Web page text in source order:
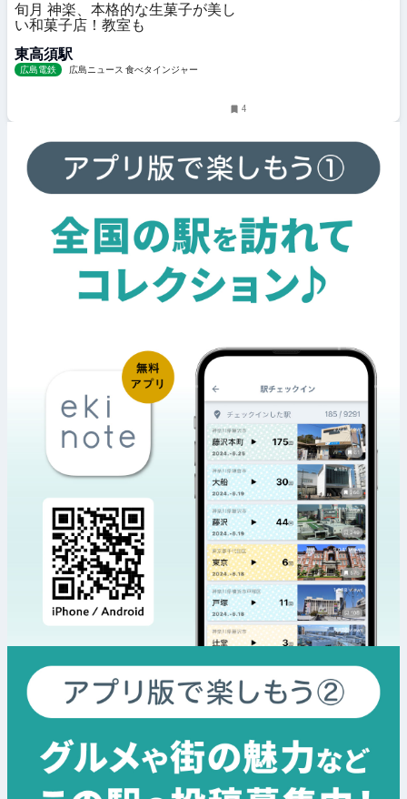
旬月 神楽、本格的な生菓子が美し
い和菓子店！教室も
東高須駅
広島電鉄 広島ニュース 食べタインジャー
4